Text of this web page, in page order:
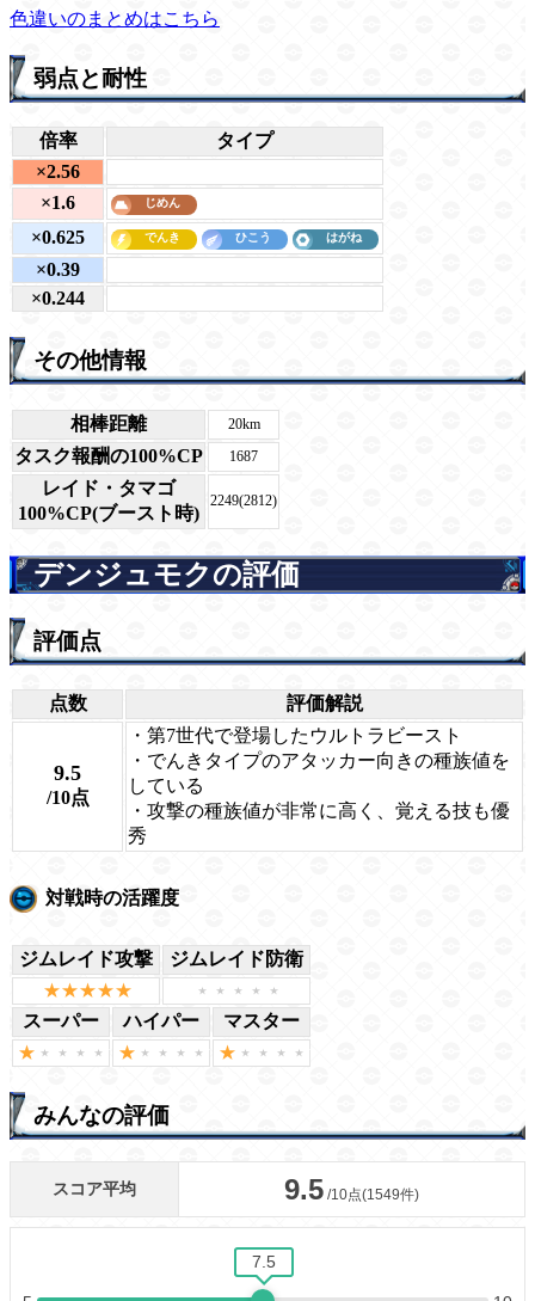
色違いのまとめはこちら
弱点と耐性
倍率
タイプ
×2.56
×1.6
×0.625
×0.39
×0.244
その他情報
相棒距離 20km
タスク報酬の100%CP 1687
レイド・タマゴ
100%CP(ブースト時)
2249(2812)
デンジュモクの評価
評価点
点数 評価解説
9.5
/10点
・第7世代で登場したウルトラビースト
・でんきタイプのアタッカー向きの種族値を
している
・攻撃の種族値が非常に高く、覚える技も優
秀
対戦時の活躍度
ジムレイド攻撃 ジムレイド防衛
スーパー ハイパー マスター
みんなの評価